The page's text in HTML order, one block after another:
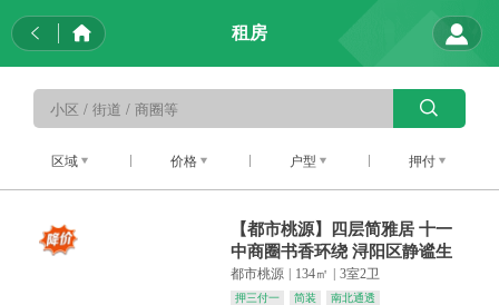
租房
区域 价格 户型 押付
【都市桃源】四层简雅居 十一
中商圈书香环绕 浔阳区静谧生
活悄然绽放
都市桃源 134㎡ 3室2卫
押三付一 简装 南北通透